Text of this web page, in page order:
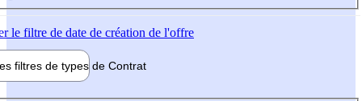
le filtre de date de création de l'offre
filtres de types de Contrat